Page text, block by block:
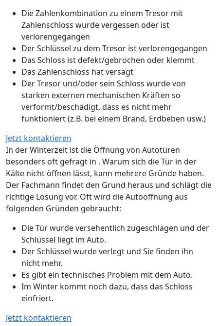
Die Zahlenkombination zu einem Tresor mit
Zahlenschloss wurde vergessen oder ist
verlorengegangen
Der Schlüssel zu dem Tresor ist verlorengegangen
Das Schloss ist defekt/gebrochen oder klemmt
Das Zahlenschloss hat versagt
Der Tresor und/oder sein Schloss wurde von
starken externen mechanischen Kräften so
verformt/beschädigt, dass es nicht mehr
funktioniert (z.B. bei einem Brand, Erdbeben usw.)
Jetzt kontaktieren
In der Winterzeit ist die Öffnung von Autotüren
besonders oft gefragt in . Warum sich die Tür in der
Kälte nicht öffnen lässt, kann mehrere Gründe haben.
Der Fachmann findet den Grund heraus und schlägt die
richtige Lösung vor. Oft wird die Autoöffnung aus
folgenden Gründen gebraucht:
Die Tür wurde versehentlich zugeschlagen und der
Schlüssel liegt im Auto.
Der Schlüssel wurde verlegt und Sie finden ihn
nicht mehr.
Es gibt ein technisches Problem mit dem Auto.
Im Winter kommt noch dazu, dass das Schloss
einfriert.
Jetzt kontaktieren